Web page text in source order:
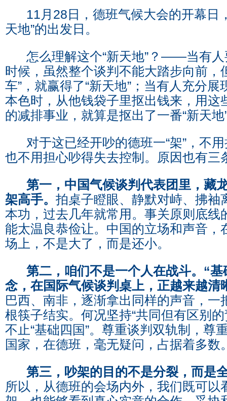
11月28日，德班气候大会的开幕日
天地”的出发日。
怎么理解这个“新天地”？——当有人
时候，虽然整个谈判不能大踏步向前，
车”，就赢得了“新天地”；当有人充分展
本色时，从他钱袋子里抠出钱来，用这
的减排事业，就算是抠出了一番“新天地
对于这已经开吵的德班一“架”，不用
也不用担心吵得失去控制。原因也有三
第一，中国气候谈判代表团里，藏
架高手。 拍桌子瞪眼、静默对峙、拂袖
本功，过去几年就常用。事关原则底线
能太温良恭俭让。中国的立场和声音，
场上，不是大了，而是还小。
第二，咱们不是一个人在战斗。“
念，在国际气候谈判桌上，正越来越清
巴西、南非，逐渐拿出同样的声音，一
根筷子结实。何况坚持“共同但有区别
不止“基础四国”。尊重谈判双轨制，尊
国家，在德班，毫无疑问，占据着多数
第三，吵架的目的不是分裂，而是
所以，从德班的会场内外，我们既可以